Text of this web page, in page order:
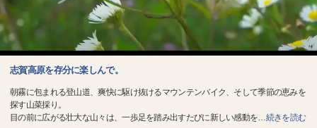
志賀高原を存分に楽しんで。
朝霧に包まれる登山道、爽快に駆け抜けるマウンテンバイク、そして季節の恵みを
探す山菜採り。
目の前に広がる壮大な山々は、一歩足を踏み出すたびに新しい感動を…続きを読む